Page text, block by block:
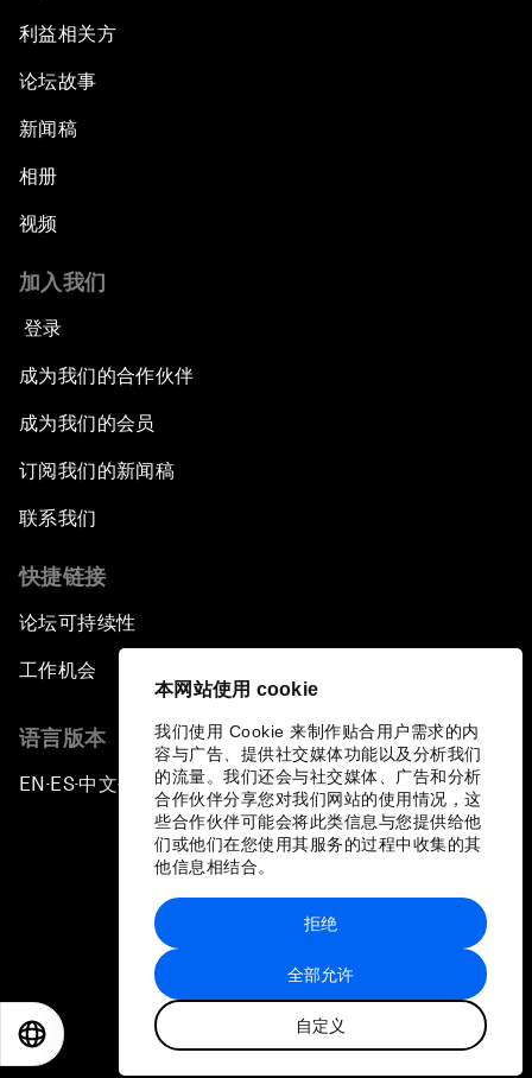
本网站使用 cookie
我们使用 Cookie 来制作贴合用户需求的内
容与广告、提供社交媒体功能以及分析我们
的流量。我们还会与社交媒体、广告和分析
合作伙伴分享您对我们网站的使用情况，这
些合作伙伴可能会将此类信息与您提供给他
们或他们在您使用其服务的过程中收集的其
他信息相结合。
全部允许
自定义
拒绝
利益相关方
论坛故事
新闻稿
相册
视频
加入我们
登录
成为我们的合作伙伴
成为我们的会员
订阅我们的新闻稿
联系我们
快捷链接
论坛可持续性
工作机会
语言版本
EN ▪ ES▪中文▪ 日本語
站点地图
世界经济论坛